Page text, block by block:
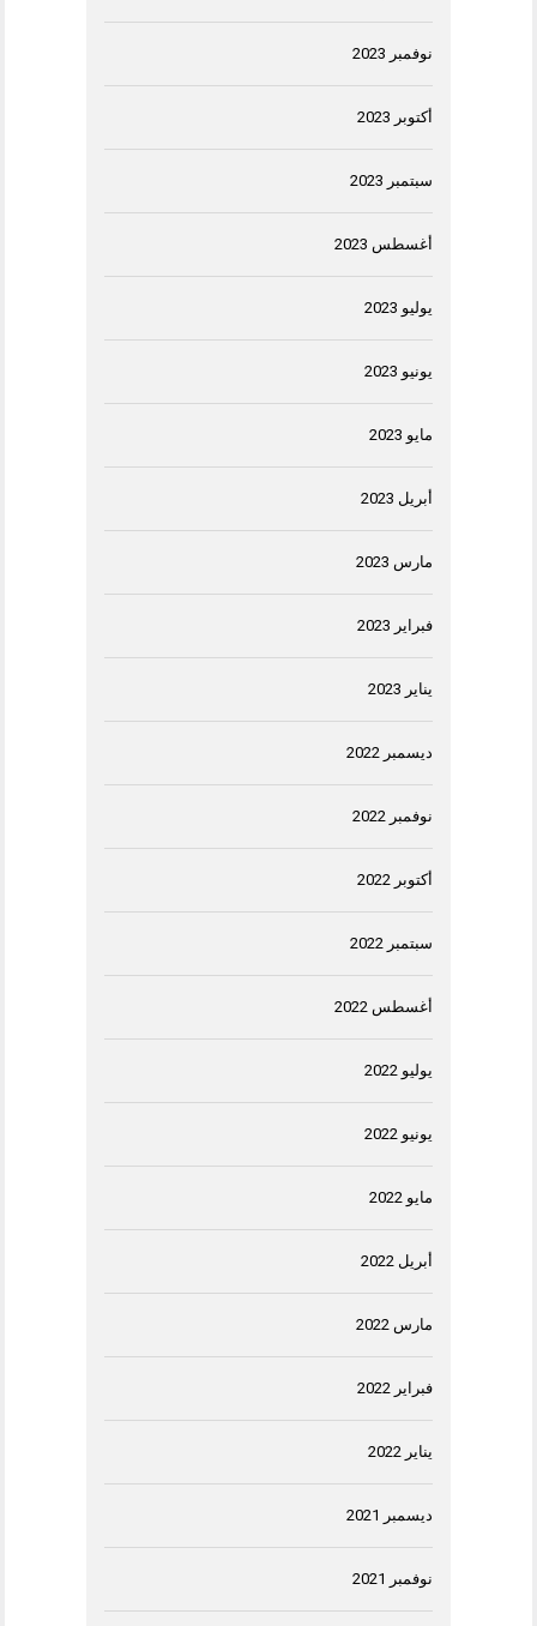
نوفمبر 2023
أكتوبر 2023
سبتمبر 2023
أغسطس 2023
يوليو 2023
يونيو 2023
مايو 2023
أبريل 2023
مارس 2023
فبراير 2023
يناير 2023
ديسمبر 2022
نوفمبر 2022
أكتوبر 2022
سبتمبر 2022
أغسطس 2022
يوليو 2022
يونيو 2022
مايو 2022
أبريل 2022
مارس 2022
فبراير 2022
يناير 2022
ديسمبر 2021
نوفمبر 2021